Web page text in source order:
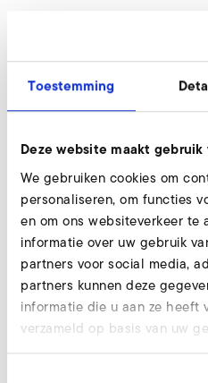
Toestemming
Deze website maakt gebruik
We gebruiken cookies om
personaliseren, om functies
en om ons websiteverkeer te
informatie over uw gebruik
partners voor social media,
partners kunnen deze
informatie die u aan ze heeft
verzameld op basis van uw
l2
d2
d3
d4
d5
h1